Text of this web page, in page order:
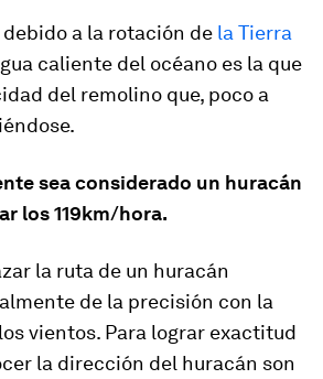
a la rotación de la Tierra
caliente del océano es la que
del remolino que, poco a
sea considerado un huracán
los 119km/hora.
la ruta de un huracán
de la precisión con la
vientos. Para lograr exactitud
la dirección del huracán son